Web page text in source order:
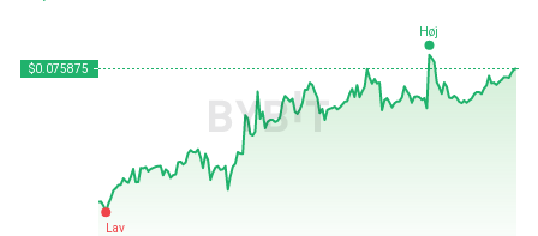
Sidst opdateret: 2026-08-08, 20:21 GMT+0